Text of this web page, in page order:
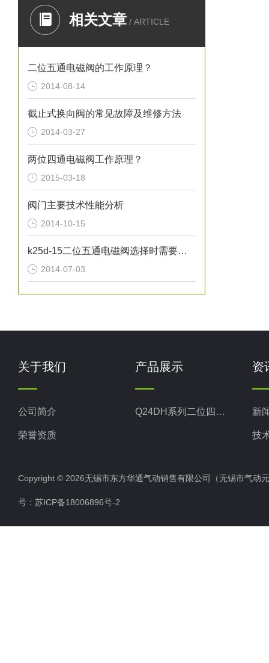
相关文章 / ARTICLE
二位五通电磁阀的工作原理？
2014-08-14
截止式换向阀的常见故障及维修方法
2014-03-27
两位四通电磁阀工作原理？
2015-03-18
阀门主要技术性能分析
2014-10-15
k25d-15二位五通电磁阀选择时需要考虑的因素
2014-07-03
关于我们
公司简介
荣誉资质
产品展示
Q24DH系列二位四通换向滑阀
资
新
技
Copyright © 2026无锡市东方华通气动销售有限公司（无锡市气
号： 苏ICP备18006896号-2